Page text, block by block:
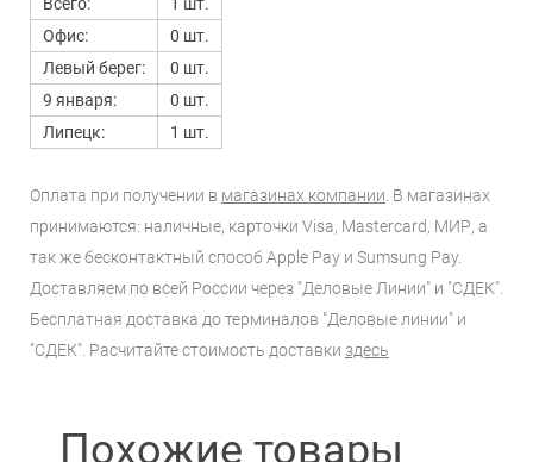
Офис:
0 шт.
Левый берег:
0 шт.
9 января:
0 шт.
Липецк:
1 шт.
Оплата при получении в магазинах компании . В магазинах
принимаются: наличные, карточки Visa, Mastercard, МИР, а
так же бесконтактный способ Apple Pay и Sumsung Pay.
Доставляем по всей России через "Деловые Линии" и "СДЕК".
Бесплатная доставка до терминалов "Деловые линии" и
"СДЕК". Расчитайте стоимость доставки здесь
Похожие товары